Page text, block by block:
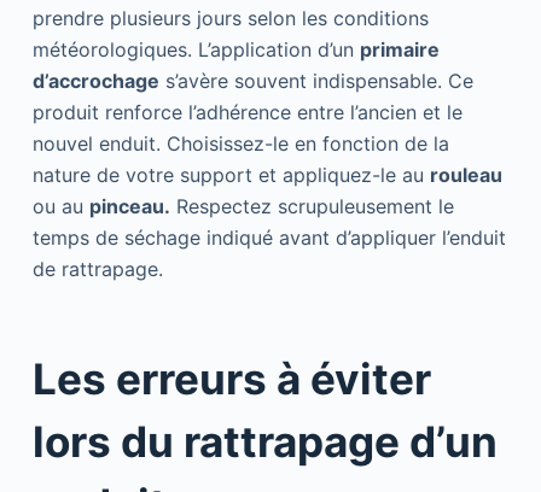
prendre plusieurs jours selon les conditions
météorologiques. L’application d’un primaire
d’accrochage s’avère souvent indispensable. Ce
produit renforce l’adhérence entre l’ancien et le
nouvel enduit. Choisissez-le en fonction de la
nature de votre support et appliquez-le au rouleau
ou au pinceau. Respectez scrupuleusement le
temps de séchage indiqué avant d’appliquer l’enduit
de rattrapage.
Les erreurs à éviter
lors du rattrapage d’un